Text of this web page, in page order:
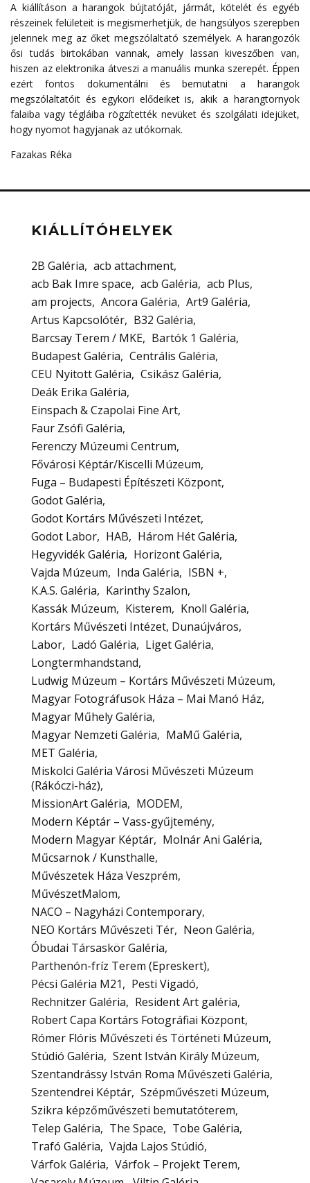
A kiállításon a harangok bújtatóját, jármát, kötelét és egyéb
részeinek felületeit is megismerhetjük, de hangsúlyos szerepben
jelennek meg az őket megszólaltató személyek. A harangozók
ősi tudás birtokában vannak, amely lassan kiveszőben van,
hiszen az elektronika átveszi a manuális munka szerepét. Éppen
ezért fontos dokumentálni és bemutatni a harangok
megszólaltatóit és egykori elődeiket is, akik a harangtornyok
falaiba vagy tégláiba rögzítették nevüket és szolgálati idejüket,
hogy nyomot hagyjanak az utókornak.
Fazakas Réka
KIÁLLÍTÓHELYEK
2B Galéria
acb attachment
acb Bak Imre space
acb Galéria
acb Plus
am projects
Ancora Galéria
Art9 Galéria
Artus Kapcsolótér
B32 Galéria
Barcsay Terem / MKE
Bartók 1 Galéria
Budapest Galéria
Centrális Galéria
CEU Nyitott Galéria
Csikász Galéria
Deák Erika Galéria
Einspach & Czapolai Fine Art
Faur Zsófi Galéria
Ferenczy Múzeumi Centrum
Fővárosi Képtár/Kiscelli Múzeum
Fuga – Budapesti Építészeti Központ
Godot Galéria
Godot Kortárs Művészeti Intézet
Godot Labor
HAB
Három Hét Galéria
Hegyvidék Galéria
Horizont Galéria
Vajda Múzeum
Inda Galéria
ISBN +
K.A.S. Galéria
Karinthy Szalon
Kassák Múzeum
Kisterem
Knoll Galéria
Kortárs Művészeti Intézet, Dunaújváros
Labor
Ladó Galéria
Liget Galéria
Longtermhandstand
Ludwig Múzeum – Kortárs Művészeti Múzeum
Magyar Fotográfusok Háza – Mai Manó Ház
Magyar Műhely Galéria
Magyar Nemzeti Galéria
MaMű Galéria
MET Galéria
Miskolci Galéria Városi Művészeti Múzeum
(Rákóczi-ház)
MissionArt Galéria
MODEM
Modern Képtár – Vass-gyűjtemény
Modern Magyar Képtár
Molnár Ani Galéria
Műcsarnok / Kunsthalle
Művészetek Háza Veszprém
MűvészetMalom
NACO – Nagyházi Contemporary
NEO Kortárs Művészeti Tér
Neon Galéria
Óbudai Társaskör Galéria
Parthenón-fríz Terem (Epreskert)
Pécsi Galéria M21
Pesti Vigadó
Rechnitzer Galéria
Resident Art galéria
Robert Capa Kortárs Fotográfiai Központ
Rómer Flóris Művészeti és Történeti Múzeum
Stúdió Galéria
Szent István Király Múzeum
Szentandrássy István Roma Művészeti Galéria
Szentendrei Képtár Szépművészeti Múzeum
Szikra képzőművészeti bemutatóterem
Telep Galéria
The Space
Tobe Galéria
Trafó Galéria
Vajda Lajos Stúdió
Várfok Galéria
Várfok – Projekt Terem